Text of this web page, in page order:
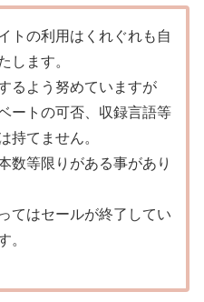
トの利用はくれぐれも自
します。
るよう努めていますが
ートの可否、収録言語等
持てません。
数等限りがある事があり
てはセールが終了してい
。